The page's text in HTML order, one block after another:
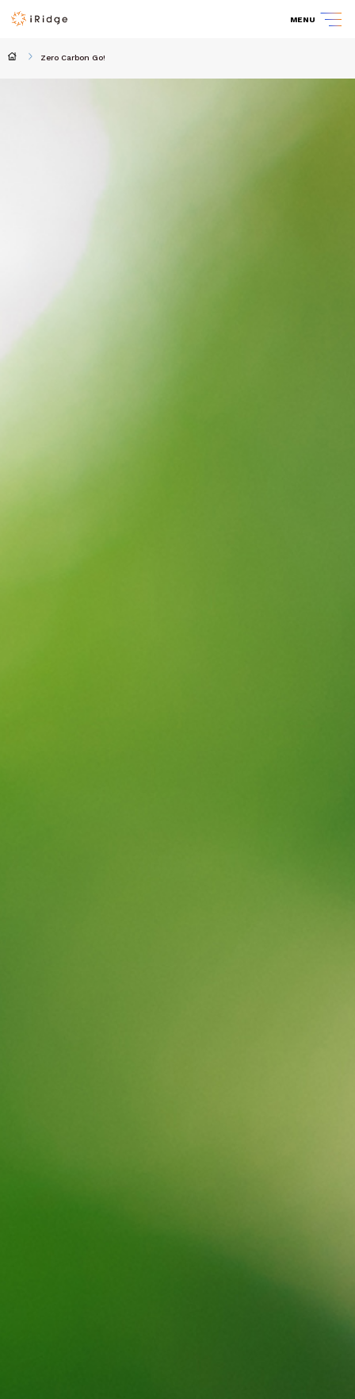
MENU
Zero Carbon Go!